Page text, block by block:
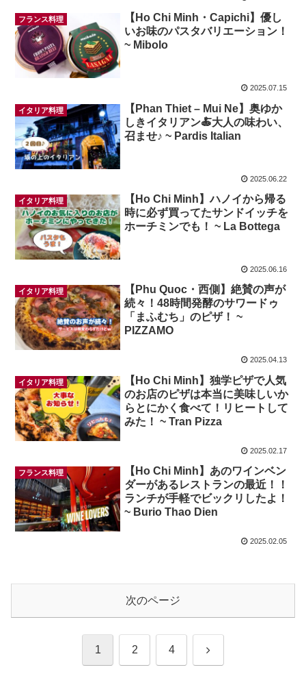
フランス料理
【Ho Chi Minh・Capichi】優し
いお味のパスタバリエーション！
~ Mibolo
2025.07.15
イタリア料理
【Phan Thiet – Mui Ne】奥ゆか
しきイタリアン🍝大人の味わい、
召ませ♪ ~ Pardis Italian
2025.06.22
イタリア料理
【Ho Chi Minh】ハノイから帰る
時に必ず買ってたサンドイッチを
ホーチミンでも！ ~ La Bottega
2025.06.16
イタリア料理
【Phu Quoc・西側】絶賛の声が
続々！48時間発酵のサワードゥ
「まふむち」のピザ！ ~
PIZZAMO
2025.04.13
イタリア料理
【Ho Chi Minh】独学ピザで人気
のお店のピザは本当に美味しいか
らとにかく食べて！リヒートして
みた！ ~ Tran Pizza
2025.02.17
フランス料理
【Ho Chi Minh】あのワインベン
ダーがあるレストランの最近！！
ランチが手軽でビックリしたよ！
~ Burio Thao Dien
2025.02.05
次のページ
1 2 4 次